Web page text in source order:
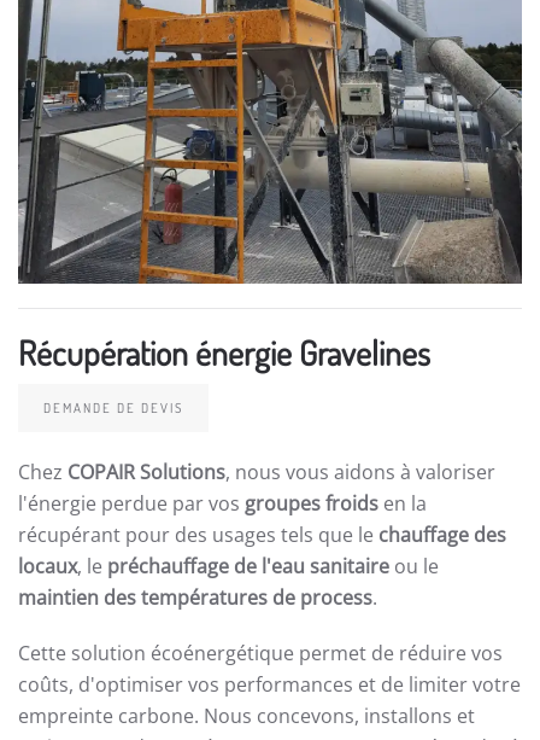
Récupération énergie Gravelines
DEMANDE DE DEVIS
Chez COPAIR Solutions, nous vous aidons à valoriser
l'énergie perdue par vos groupes froids en la
récupérant pour des usages tels que le chauffage des
locaux, le préchauffage de l'eau sanitaire ou le
maintien des températures de process.
Cette solution écoénergétique permet de réduire vos
coûts, d'optimiser vos performances et de limiter votre
empreinte carbone. Nous concevons, installons et